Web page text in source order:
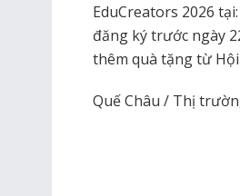
EduCreators 2026 tại:
đăng ký trước ngày
thêm quà tặng từ
Quế Châu / Thị